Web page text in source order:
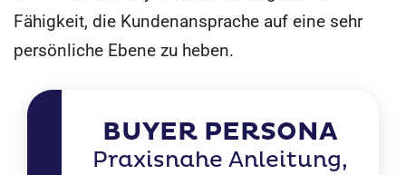
Fähigkeit, die Kundenansprache auf eine sehr
persönliche Ebene zu heben.
BUYER PERSONA
Praxisnahe Anleitung,